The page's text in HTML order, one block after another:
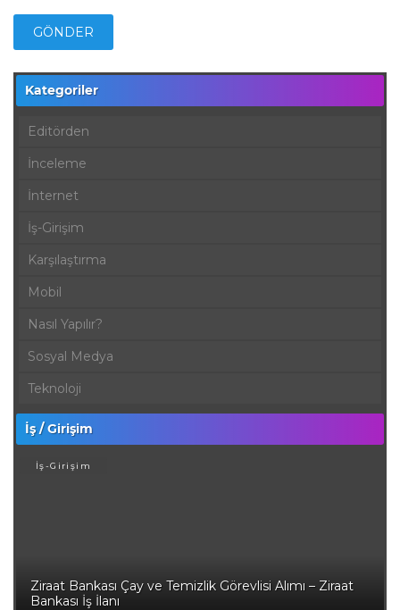
Kategoriler
Editörden
İnceleme
İnternet
İş-Girişim
Karşılaştırma
Mobil
Nasıl Yapılır?
Sosyal Medya
Teknoloji
İş / Girişim
İş-Girişim
Ziraat Bankası Çay ve Temizlik Görevlisi Alımı – Ziraat
Bankası İş İlanı